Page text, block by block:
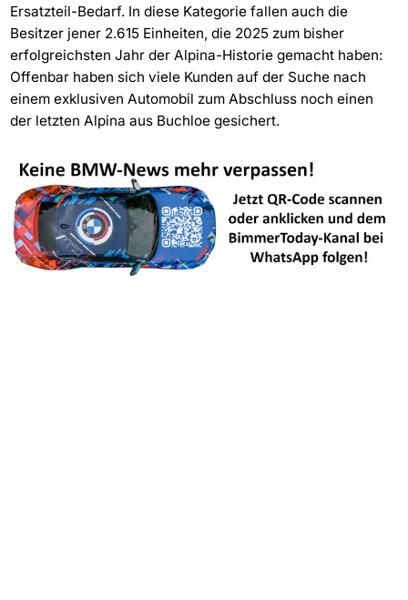
Ersatzteil-Bedarf. In diese Kategorie fallen auch die
Besitzer jener 2.615 Einheiten, die 2025 zum bisher
erfolgreichsten Jahr der Alpina-Historie gemacht haben:
Offenbar haben sich viele Kunden auf der Suche nach
einem exklusiven Automobil zum Abschluss noch einen
der letzten Alpina aus Buchloe gesichert.